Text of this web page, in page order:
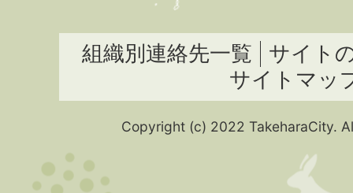
組織別連絡先一覧
サイト
サイトマッ
Copyright (c) 2022 TakeharaCity.